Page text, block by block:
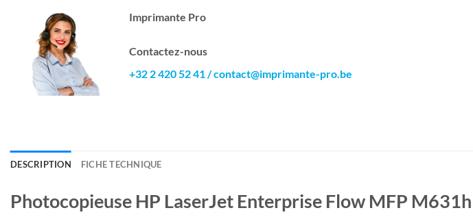
Imprimante Pro
Contactez-nous
+32 2 420 52 41/contact@imprimante-pro.be
DESCRIPTION FICHE TECHNIQUE
Photocopieuse HP LaserJet Enterprise Flow MFP M631h